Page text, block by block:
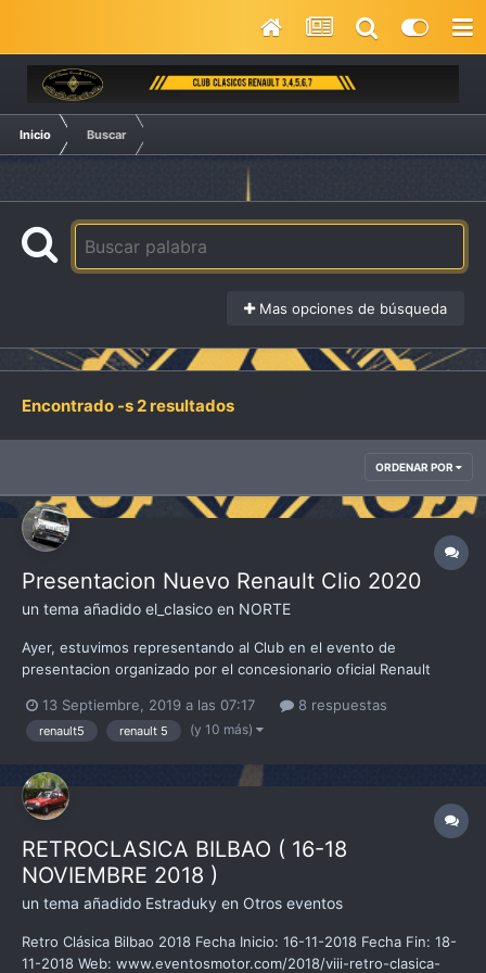
Inicio Buscar
Mas opciones de búsqueda
Encontrado -s 2 resultados
ORDENAR POR
Presentacion Nuevo Renault Clio 2020
un tema añadido el_clasico en NORTE
Ayer, estuvimos representando al Club en el evento de
presentacion organizado por el concesionario oficial Renault
todos los años en la organización de nuestro stand en la feria
Retroclasica de Bilbao. Tuvimos oportunidad los dos socios que...
13 Septiembre, 2019 a las 07:17 8 respuestas
renault5 renault 5 (y 10 más)
RETROCLASICA BILBAO ( 16-18
NOVIEMBRE 2018 )
un tema añadido Estraduky en Otros eventos
Retro Clásica Bilbao 2018 Fecha Inicio: 16-11-2018 Fecha Fin: 18-
11-2018 Web: www.eventosmotor.com/2018/viii-retro-clasica-